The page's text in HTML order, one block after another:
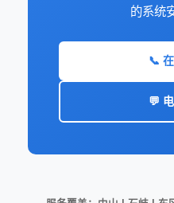
的系统
📞
💬